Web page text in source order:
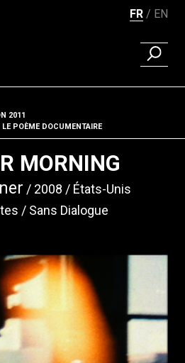
FR EN
2011
POÈME DOCUMENTAIRE
MORNING
2008
États-Unis
Sans Dialogue